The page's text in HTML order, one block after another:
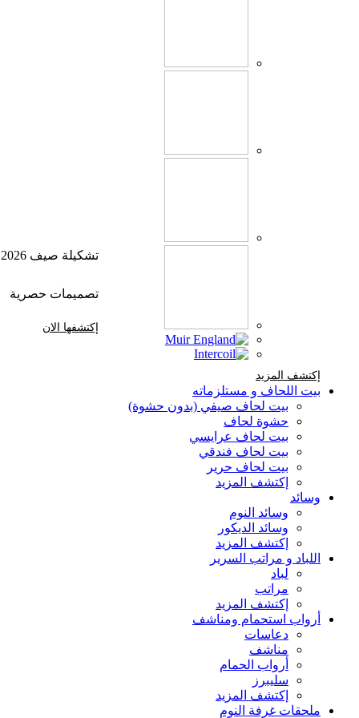
إكتشف المزيد
تشكيلة صيف 2026
تصميمات حصرية
إكتشفها الان
بيت اللحاف و مستلزماته
بيت لحاف صيفي (بدون حشوة)
حشوة لحاف
بيت لحاف عرايسي
بيت لحاف فندقي
بيت لحاف حرير
إكتشف المزيد
وسائد
وسائد النوم
وسائد الديكور
إكتشف المزيد
اللباد و مراتب السرير
لباد
مراتب
إكتشف المزيد
أرواب استحمام ومناشف
دعاسات
مناشف
أرواب الحمام
سليبرز
إكتشف المزيد
ملحقات غرفة النوم